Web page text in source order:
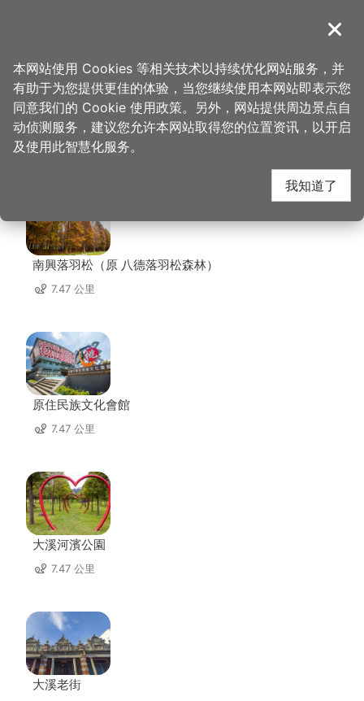
導覽
首页 > 想去的地方 > 住宿 > 中正美学饭店
中正美学饭店 周边景点
南興落羽松（原 八德落羽松森林）
7.47 公里
原住民族文化會館
7.47 公里
大溪河濱公園
7.47 公里
大溪老街
关闭
本网站使用 Cookies 等相关技术以持续优化网站服务，并
有助于为您提供更佳的体验，当您继续使用本网站即表示您
同意我们的 Cookie 使用政策。另外，网站提供周边景点自
动侦测服务，建议您允许本网站取得您的位置资讯，以开启
及使用此智慧化服务。
我知道了